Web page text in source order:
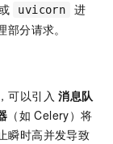
uvicorn
进
分请求。
可以引入消息队
（如 Celery）将
瞬时高并发导致